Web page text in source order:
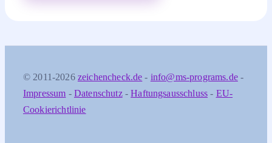
© 2011-2026 zeichencheck.de - info@ms-programs.de-
Impressum - Datenschutz-Haftungsausschluss - EU-
Cookierichtlinie